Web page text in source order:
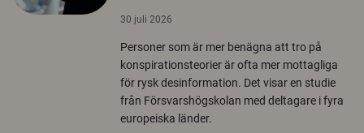
30 juli 2026
Personer som är mer benägna att tro på
konspirationsteorier är ofta mer mottagliga
för rysk desinformation. Det visar en studie
från Försvarshögskolan med deltagare i fyra
europeiska länder.